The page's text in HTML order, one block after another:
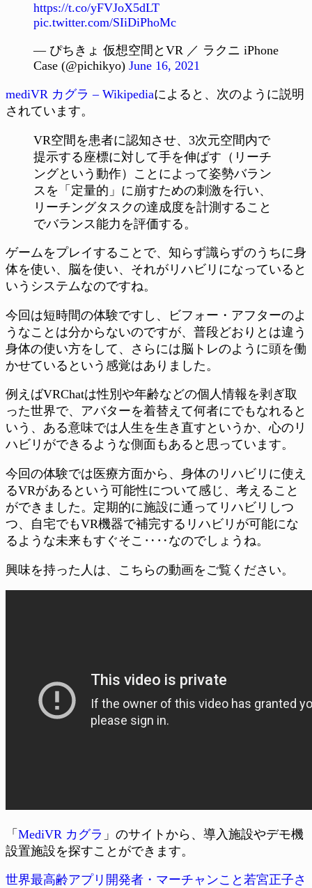
https://t.co/yFVJoX5dLT
pic.twitter.com/SIiDiPhoMc
— ぴちきょ 仮想空間とVR ／ ラクニ iPhone
Case (@pichikyo) June 16, 2021
mediVR カグラ – Wikipediaによると、次のように説明
されています。
VR空間を患者に認知させ、3次元空間内で
提示する座標に対して手を伸ばす（リーチ
ングという動作）ことによって姿勢バラン
スを「定量的」に崩すための刺激を行い、
リーチングタスクの達成度を計測すること
でバランス能力を評価する。
ゲームをプレイすることで、知らず識らずのうちに身
体を使い、脳を使い、それがリハビリになっていると
いうシステムなのですね。
今回は短時間の体験ですし、ビフォー・アフターのよ
うなことは分からないのですが、普段どおりとは違う
身体の使い方をして、さらには脳トレのように頭を働
かせているという感覚はありました。
例えばVRChatは性別や年齢などの個人情報を剥ぎ取
った世界で、アバターを着替えて何者にでもなれると
いう、ある意味では人生を生き直すというか、心のリ
ハビリができるような側面もあると思っています。
今回の体験では医療方面から、身体のリハビリに使え
るVRがあるという可能性について感じ、考えること
ができました。定期的に施設に通ってリハビリしつ
つ、自宅でもVR機器で補完するリハビリが可能にな
るような未来もすぐそこ‥‥なのでしょうね。
興味を持った人は、こちらの動画をご覧ください。
「 MediVR カグラ 」のサイトから、導入施設やデモ機
設置施設を探すことができます。
世界最高齢アプリ開発者・マーチャンこと若宮正子さ